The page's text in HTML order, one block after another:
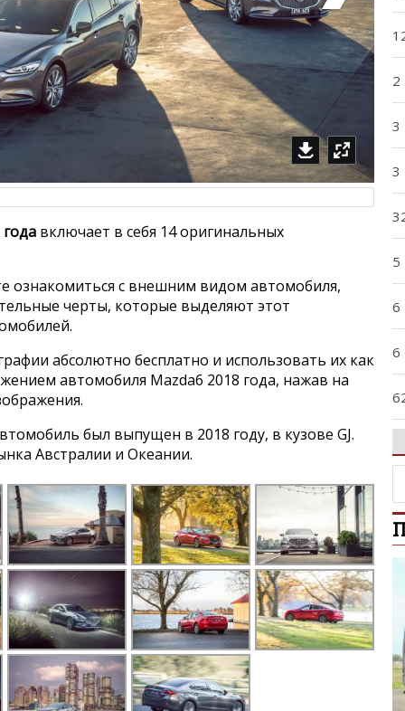
включает в себя 14 оригинальных
ознакомиться с внешним видом автомобиля,
черты, которые выделяют этот
абсолютно бесплатно и использовать их как
автомобиля Mazda6 2018 года, нажав на
был выпущен в 2018 году, в кузове GJ.
Австралии и Океании.
2
3
3
5
6
6